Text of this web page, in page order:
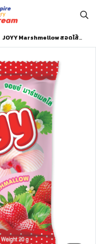
JOYY Marshmellow สอดไส้แยมกลิ่นสตรอเบอร์รี่